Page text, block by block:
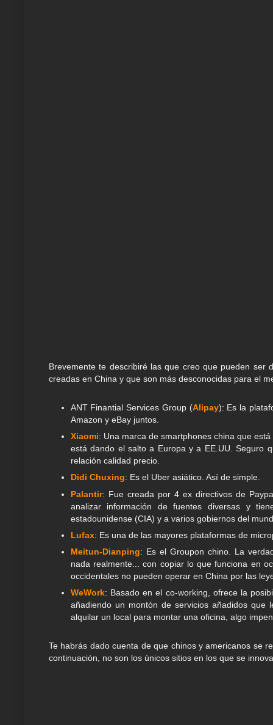
Brevemente te describiré las que creo que pueden ser
creadas en China y que son más desconocidas para el
ANT Finantial Services Group (Alipay): Es la
Amazon y eBay juntos.
Xiaomi: Una marca de smartphones china que
está dando el salto a Europa y a EE.UU. Seguro
relación calidad precio.
Didi Chuxing: Es el Uber asiático. Así de simple.
Palantir: Fue creada por 4 ex directivos de
analizar información de fuentes diversas y
estadounidense (CIA) y a varios gobiernos del
Lufax: Es una de las mayores plataformas de
Meitun-Dianping: Es el Groupon chino. La
nada realmente... con copiar lo que funciona en
occidentales no pueden operar en China por las
WeWork: Basado en el co-working, ofrece la
añadiendo un montón de servicios añadidos
alquilar un local para montar una oficina, algo
Te habrás dado cuenta de que chinos y americanos se
continuación, no son los únicos sitios en los que se innova